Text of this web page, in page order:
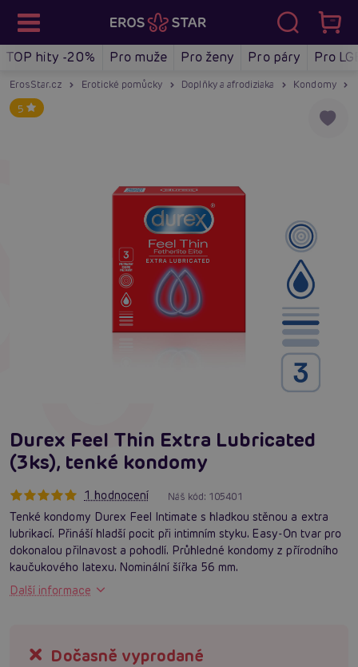
TOP hity -20% Pro muže Pro ženy Pro páry Pro
ErosStar.cz Erotické pomůcky Doplňky a afrodiziaka Kondomy
5
Durex Feel Thin Extra Lubricated
(3ks), tenké kondomy
1 hodnocení Náš kód: 105401
Tenké kondomy Durex Feel Intimate s hladkou stěnou a extra
lubrikací. Přináší hladší pocit při intimním styku. Easy-On tvar pro
dokonalou přilnavost a pohodlí. Průhledné kondomy z přírodního
kaučukového latexu. Nominální šířka 56 mm.
Další informace
Dočasně vyprodané